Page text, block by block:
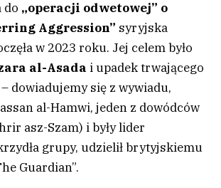
do „operacji odwetowej” o
Aggression” syryjska
w 2023 roku. Jej celem było
al-Asada i upadek trwającego
dowiadujemy się z wywiadu,
al-Hamwi, jeden z dowódców
asz-Szam) i były lider
grupy, udzielił brytyjskiemu
Guardian”.